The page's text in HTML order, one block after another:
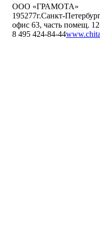
ООО «ГРАМОТА»
195277г.Санкт-
офис 63, часть помещ.
8 495 424-84-44